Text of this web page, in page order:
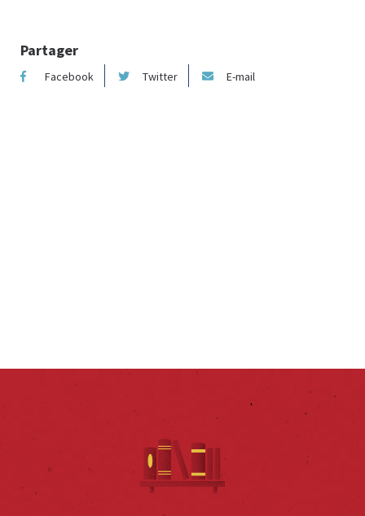
Partager
Facebook Twitter E-mail